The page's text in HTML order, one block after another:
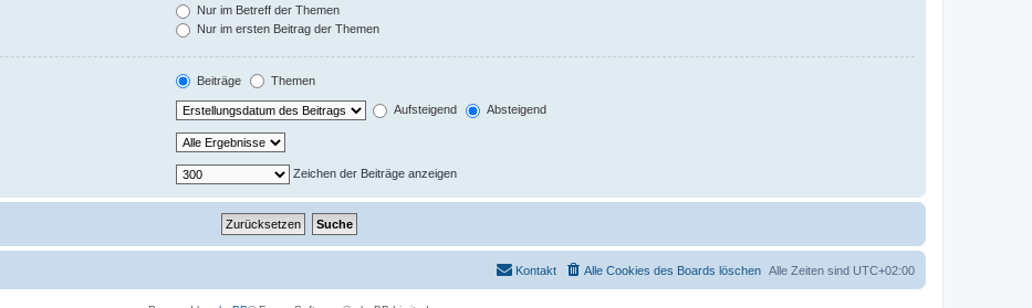
Nur im Betreff der Themen
Nur im ersten Beitrag der Themen
Beiträge Themen
Aufsteigend Absteigend
Zeichen der Beiträge anzeigen
Alle Zeiten sind UTC+02:00
Alle Cookies des Boards löschen
Kontakt